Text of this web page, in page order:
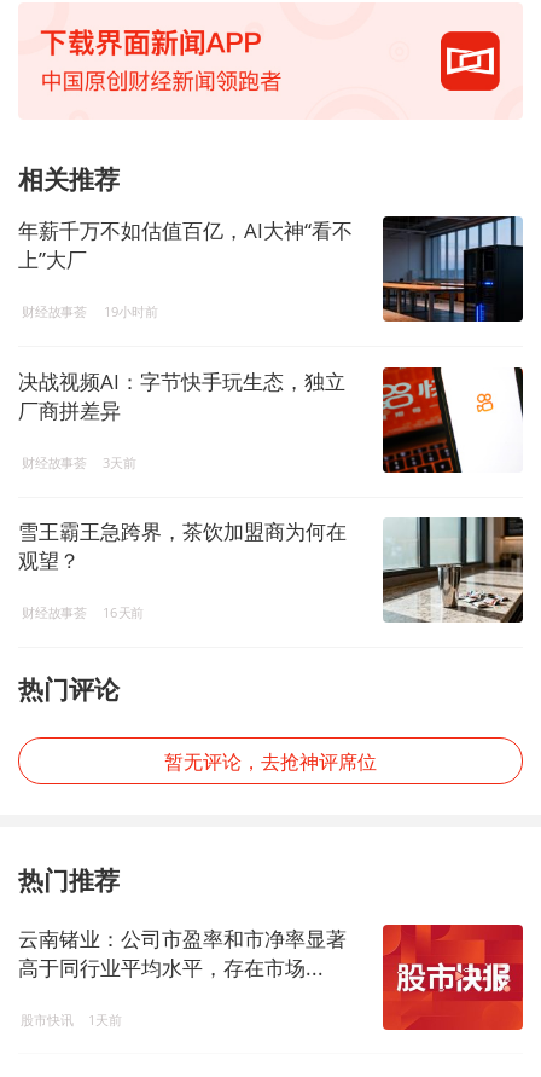
相关推荐
年薪千万不如估值百亿，AI大神“看不
上”大厂
财经故事荟 19小时前
决战视频AI：字节快手玩生态，独立
厂商拼差异
财经故事荟 3天前
雪王霸王急跨界，茶饮加盟商为何在
观望？
财经故事荟 16天前
热门评论
暂无评论，去抢神评席位
热门推荐
云南锗业：公司市盈率和市净率显著
高于同行业平均水平，存在市场...
股市快讯 1天前